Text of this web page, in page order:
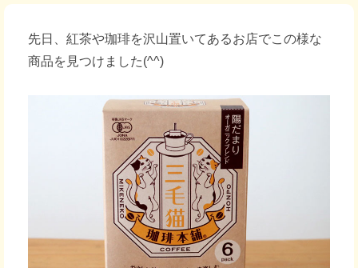
先日、紅茶や珈琲を沢山置いてあるお店でこの様な
商品を見つけました(^^)